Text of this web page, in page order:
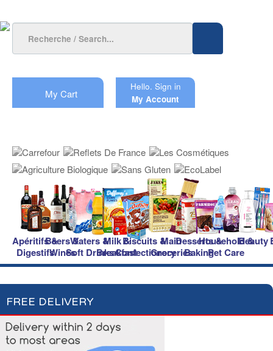
My Cart
Hello. Sign in
My Account
Apéritifs &
Digestifs
Beers &
Wines
Waters &
Soft Drinks
Milk &
Breakfast
Biscuits &
Confectionery
Main
Groceries
Desserts &
Baking
Household &
Pet Care
Beauty
FREE DELIVERY